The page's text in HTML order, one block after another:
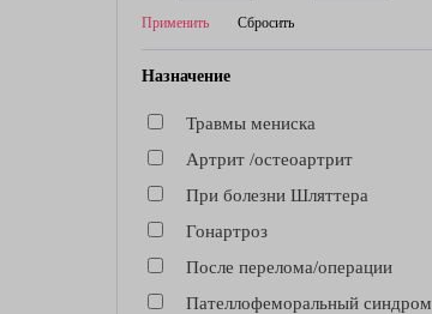
Применить Сбросить
Назначение
Травмы мениска
Артрит /остеоартрит
При болезни Шляттера
Гонартроз
После перелома/операции
Пателлофеморальный синдром